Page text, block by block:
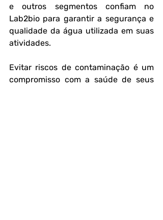
e outros segmentos confiam no
Lab2bio para garantir a segurança e
qualidade da água utilizada em suas
atividades.
Evitar riscos de contaminação é um
compromisso com a saúde de seus